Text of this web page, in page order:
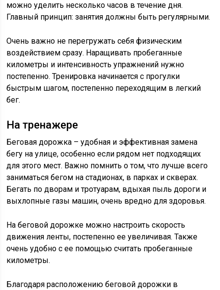
можно уделить несколько часов в течение дня.
Главный принцип: занятия должны быть регулярными.
Очень важно не перегружать себя физическим
воздействием сразу. Наращивать пробеганные
километры и интенсивность упражнений нужно
постепенно. Тренировка начинается с прогулки
быстрым шагом, постепенно переходящим в легкий
бег.
На тренажере
Беговая дорожка – удобная и эффективная замена
бегу на улице, особенно если рядом нет подходящих
для этого мест. Важно помнить о том, что лучше всего
заниматься бегом на стадионах, в парках и скверах.
Бегать по дворам и тротуарам, вдыхая пыль дороги и
выхлопные газы машин, очень вредно для здоровья.
На беговой дорожке можно настроить скорость
движения ленты, постепенно ее увеличивая. Также
очень удобно с ее помощью считать пробеганные
километры.
Благодаря расположению беговой дорожки в